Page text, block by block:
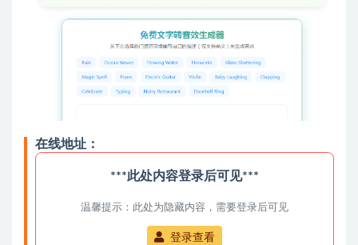
在线地址：
***此处内容登录后可见***
温馨提示：此处为隐藏内容，需要登录后可见
登录查看